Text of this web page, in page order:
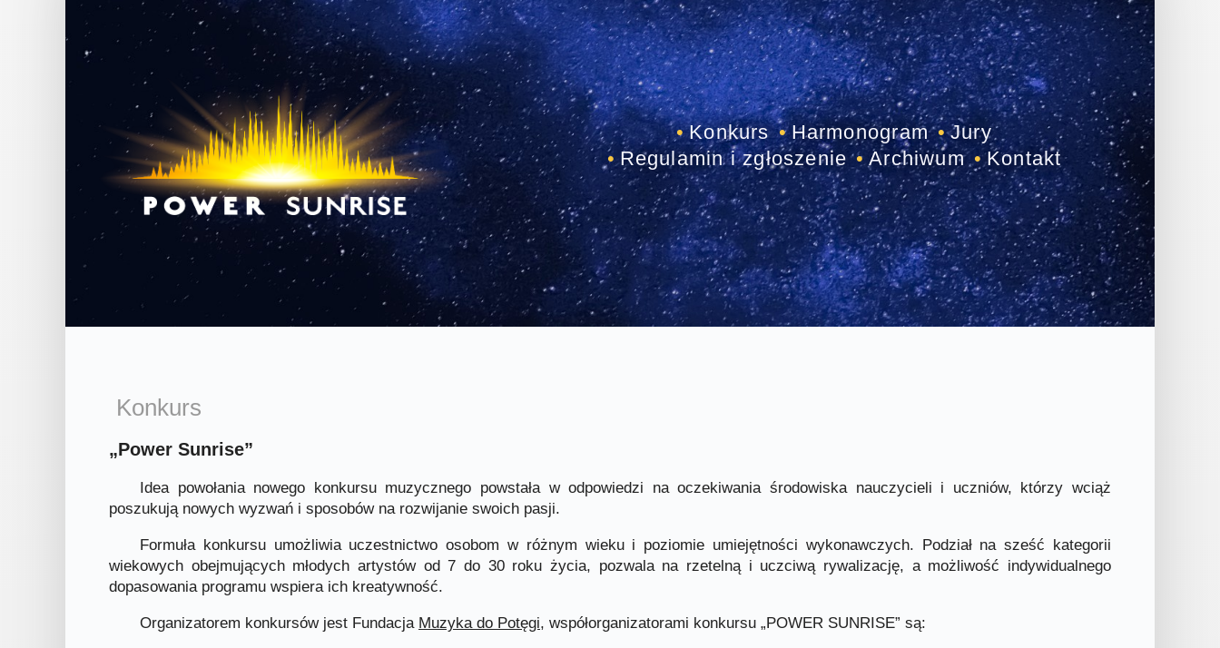
Konkurs Harmonogram
Jury
Regulamin i zgłoszenie
Archiwum Kontakt
Konkurs
„Power Sunrise”
Idea powołania nowego konkursu muzycznego powstała w odpowiedzi na oczekiwania środowiska nauczycieli i uczniów, którzy wciąż
poszukują nowych wyzwań i sposobów na rozwijanie swoich pasji.
Formuła konkursu umożliwia uczestnictwo osobom w różnym wieku i poziomie umiejętności wykonawczych. Podział na sześć kategorii
wiekowych obejmujących młodych artystów od 7 do 30 roku życia, pozwala na rzetelną i uczciwą rywalizację, a możliwość indywidualnego
dopasowania programu wspiera ich kreatywność.
Organizatorem konkursów jest Fundacja Muzyka do Potęgi, współorganizatorami konkursu „POWER SUNRISE” są: